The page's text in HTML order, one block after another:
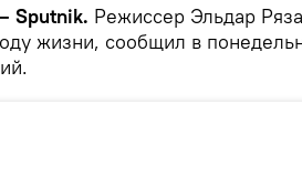
Sputnik. Режиссер Эльдар
жизни, сообщил в